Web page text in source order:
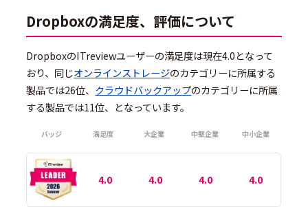
Dropboxの満足度、評価について
DropboxのITreviewユーザーの満足度は現在4.0となって
おり、同じオンラインストレージのカテゴリーに所属する
製品では26位、 クラウドバックアップのカテゴリーに所属
する製品では11位、となっています。
バッジ 満足度 大企業 中堅企業 中小企業
4.0 4.0 4.0 4.0